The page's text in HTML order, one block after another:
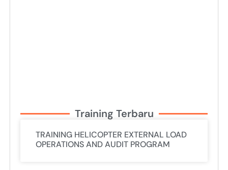
Training Terbaru
TRAINING HELICOPTER EXTERNAL LOAD
OPERATIONS AND AUDIT PROGRAM